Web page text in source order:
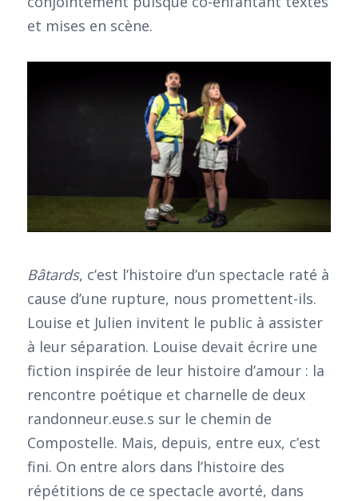
et mises en scène.
Bâtards, c’est l’histoire d’un spectacle raté à
cause d’une rupture, nous promettent-ils.
Louise et Julien invitent le public à assister
à leur séparation. Louise devait écrire une
fiction inspirée de leur histoire d’amour : la
rencontre poétique et charnelle de deux
randonneur.euse.s sur le chemin de
Compostelle. Mais, depuis, entre eux, c’est
fini. On entre alors dans l’histoire des
répétitions de ce spectacle avorté, dans